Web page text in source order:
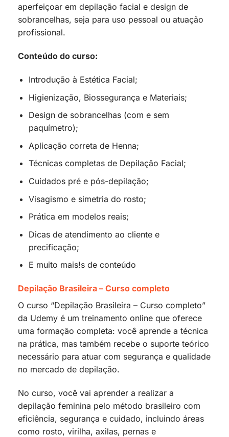
aperfeiçoar em depilação facial e design de
sobrancelhas, seja para uso pessoal ou atuação
profissional.
Conteúdo do curso:
Introdução à Estética Facial;
Higienização, Biossegurança e Materiais;
Design de sobrancelhas (com e sem
paquímetro);
Aplicação correta de Henna;
Técnicas completas de Depilação Facial;
Cuidados pré e pós-depilação;
Visagismo e simetria do rosto;
Prática em modelos reais;
Dicas de atendimento ao cliente e
precificação;
E muito mais!s de conteúdo
Depilação Brasileira – Curso completo
O curso “Depilação Brasileira – Curso completo”
da Udemy é um treinamento online que oferece
uma formação completa: você aprende a técnica
na prática, mas também recebe o suporte teórico
necessário para atuar com segurança e qualidade
no mercado de depilação.
No curso, você vai aprender a realizar a
depilação feminina pelo método brasileiro com
eficiência, segurança e cuidado, incluindo áreas
como rosto, virilha, axilas, pernas e